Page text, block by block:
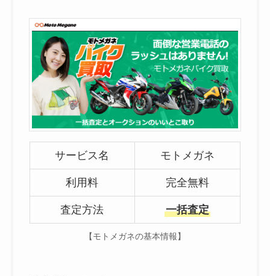
サービス名 モトメガネ
利用料 完全無料
査定方法 一括査定
【モトメガネの基本情報】